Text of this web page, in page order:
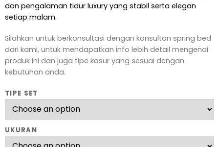
dan pengalaman tidur luxury yang stabil serta elegan
setiap malam.
Silahkan untuk berkonsultasi dengan konsultan spring bed
dari kami, untuk mendapatkan info lebih detail mengenai
produk ini dan juga tipe kasur yang sesuai dengan
kebutuhan anda.
TIPE SET
UKURAN